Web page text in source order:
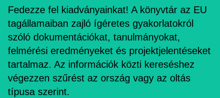
Fedezze fel kiadványainkat! A könyvtár az EU
tagállamaiban zajló ígéretes gyakorlatokról
szóló dokumentációkat, tanulmányokat,
felmérési eredményeket és projektjelentéseket
tartalmaz. Az információk közti kereséshez
végezzen szűrést az ország vagy az oltás
típusa szerint.